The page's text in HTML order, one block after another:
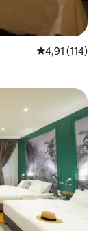
Évaluation
4,91 (114)